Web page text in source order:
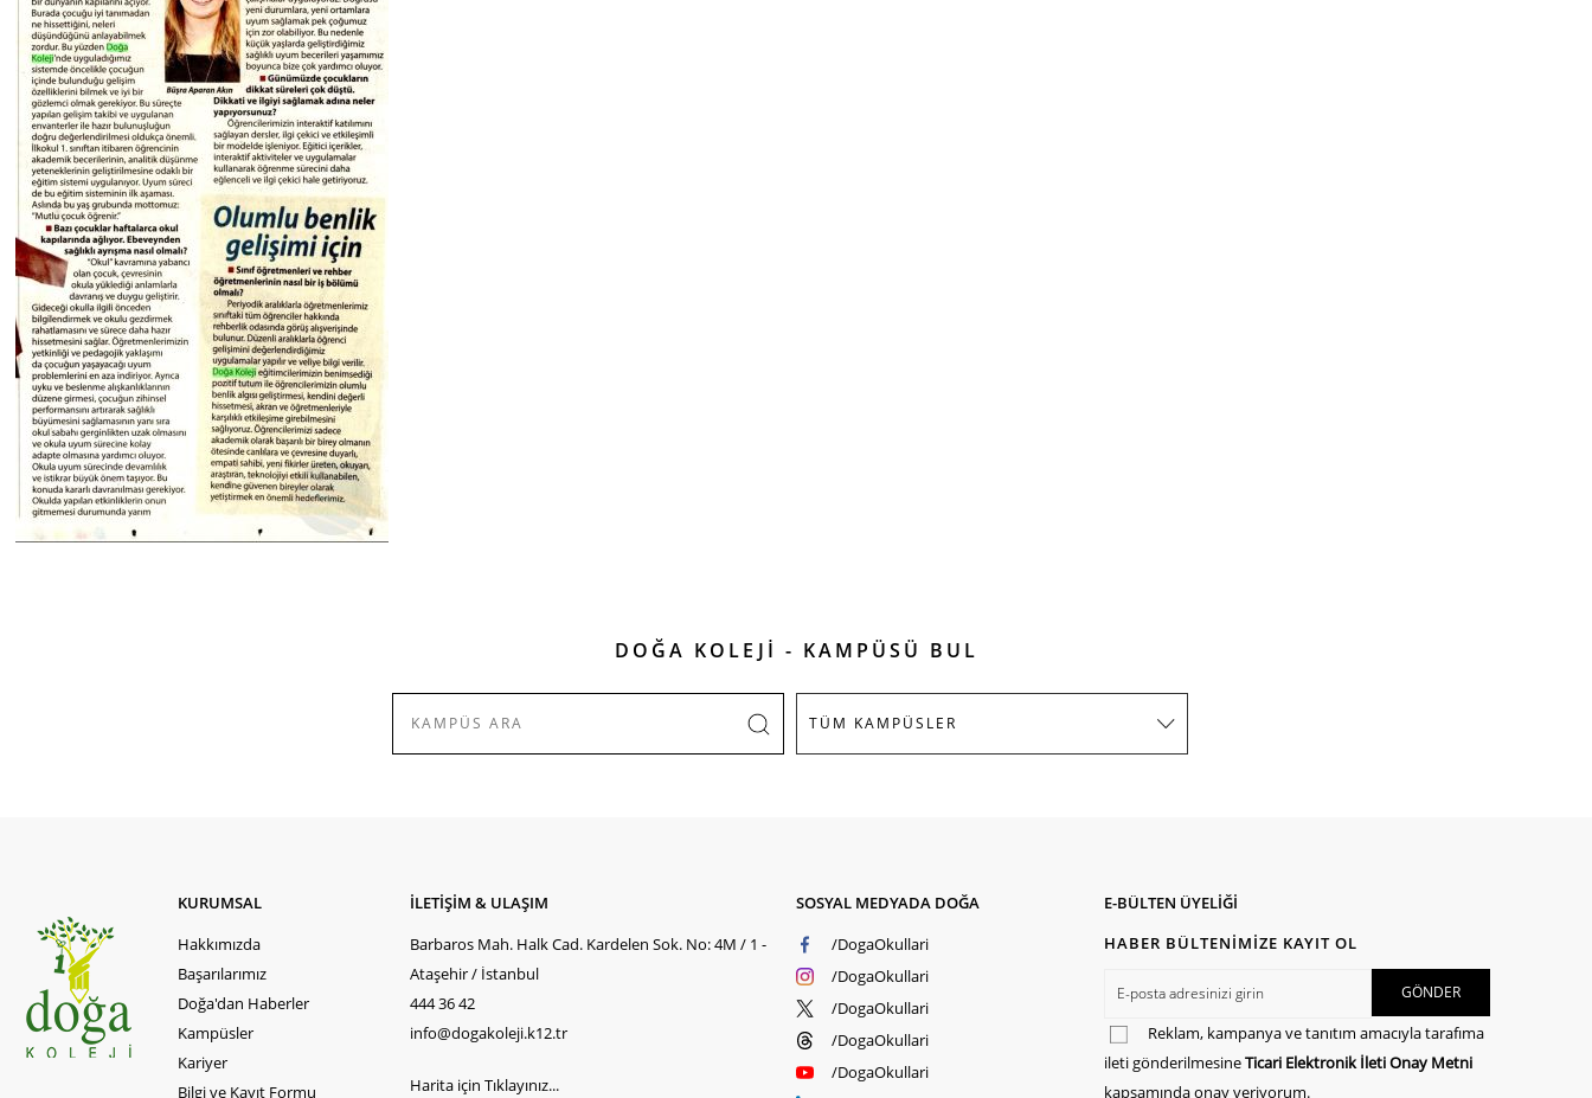
DOĞA KOLEJİ - KAMPÜSÜ BUL
KURUMSAL
Hakkımızda
Başarılarımız
Doğa'dan Haberler
Kampüsler
Kariyer
Bilgi ve Kayıt Formu
İLETİŞİM & ULAŞIM
Barbaros Mah. Halk Cad. Kardelen Sok. No: 4M / 1 -
Ataşehir / İstanbul
444 36 42
info@dogakoleji.k12.tr
Harita için Tıklayınız...
SOSYAL MEDYADA DOĞA
/DogaOkullari
/DogaOkullari
/DogaOkullari
/DogaOkullari
/DogaOkullari
E-BÜLTEN ÜYELİĞİ
HABER BÜLTENİMİZE KAYIT OL
Reklam, kampanya ve tanıtım amacıyla tarafıma
ileti gönderilmesineTicari Elektronik İleti Onay Metni
kapsamında onay veriyorum.